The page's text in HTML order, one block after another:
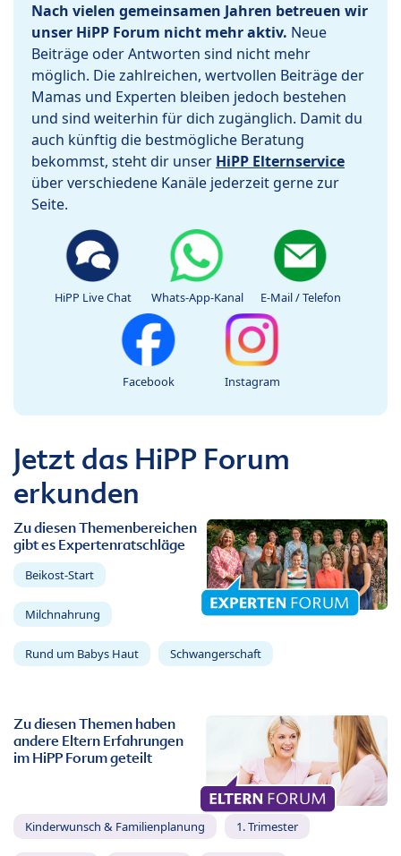
Nach vielen gemeinsamen Jahren betreuen wir
unser HiPP Forum nicht mehr aktiv. Neue
Beiträge oder Antworten sind nicht mehr
möglich. Die zahlreichen, wertvollen Beiträge der
Mamas und Experten bleiben jedoch bestehen
und sind weiterhin für dich zugänglich. Damit du
auch künftig die bestmögliche Beratung
bekommst, steht dir unser HiPP Elternservice
über verschiedene Kanäle jederzeit gerne zur
Seite.
HiPP Live Chat Whats-App-Kanal E-Mail / Telefon
Facebook Instagram
Jetzt das HiPP Forum
erkunden
Zu diesen Themenbereichen
gibt es Expertenratschläge
Beikost-Start
Milchnahrung
Rund um Babys Haut Schwangerschaft
Zu diesen Themen haben
andere Eltern Erfahrungen
im HiPP Forum geteilt
Kinderwunsch & Familienplanung 1. Trimester